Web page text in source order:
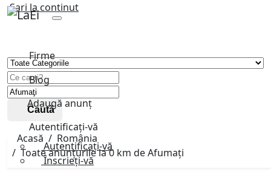
Sari la continut
Firme
Blog
Adaugă anunț
Autentificați-vă
Autentificați-vă
Înscrieți-vă
Caută
Acasă
România
Toate anunțurile la 0 km de Afumaţi